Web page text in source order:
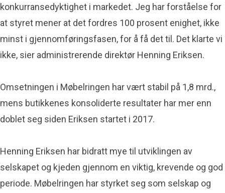
konkurransedyktighet i markedet. Jeg har forståelse for
at styret mener at det fordres 100 prosent enighet, ikke
minst i gjennomføringsfasen, for å få det til. Det klarte vi
ikke, sier administrerende direktør Henning Eriksen.
Omsetningen i Møbelringen har vært stabil på 1,8 mrd.,
mens butikkenes konsoliderte resultater har mer enn
doblet seg siden Eriksen startet i 2017.
Henning Eriksen har bidratt mye til utviklingen av
selskapet og kjeden gjennom en viktig, krevende og god
periode. Møbelringen har styrket seg som selskap og